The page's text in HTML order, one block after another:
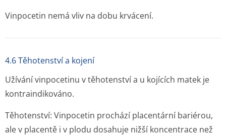
Vinpocetin nemá vliv na dobu krvácení.
4.6 Těhotenství a kojení
Užívání vinpocetinu v těhotenství a u kojících matek je
kontraindikováno.
Těhotenství: Vinpocetin prochází placentární bariérou,
ale v placentě i v plodu dosahuje nižší koncentrace než